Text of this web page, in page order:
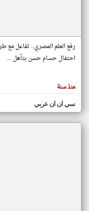
المقالات
الموجوده
هنا عن
رفع العلم المصري.. تفاعل مع
احتفال حسام حسن بتأهل ...
منذ سنة
سي ان ان عربي